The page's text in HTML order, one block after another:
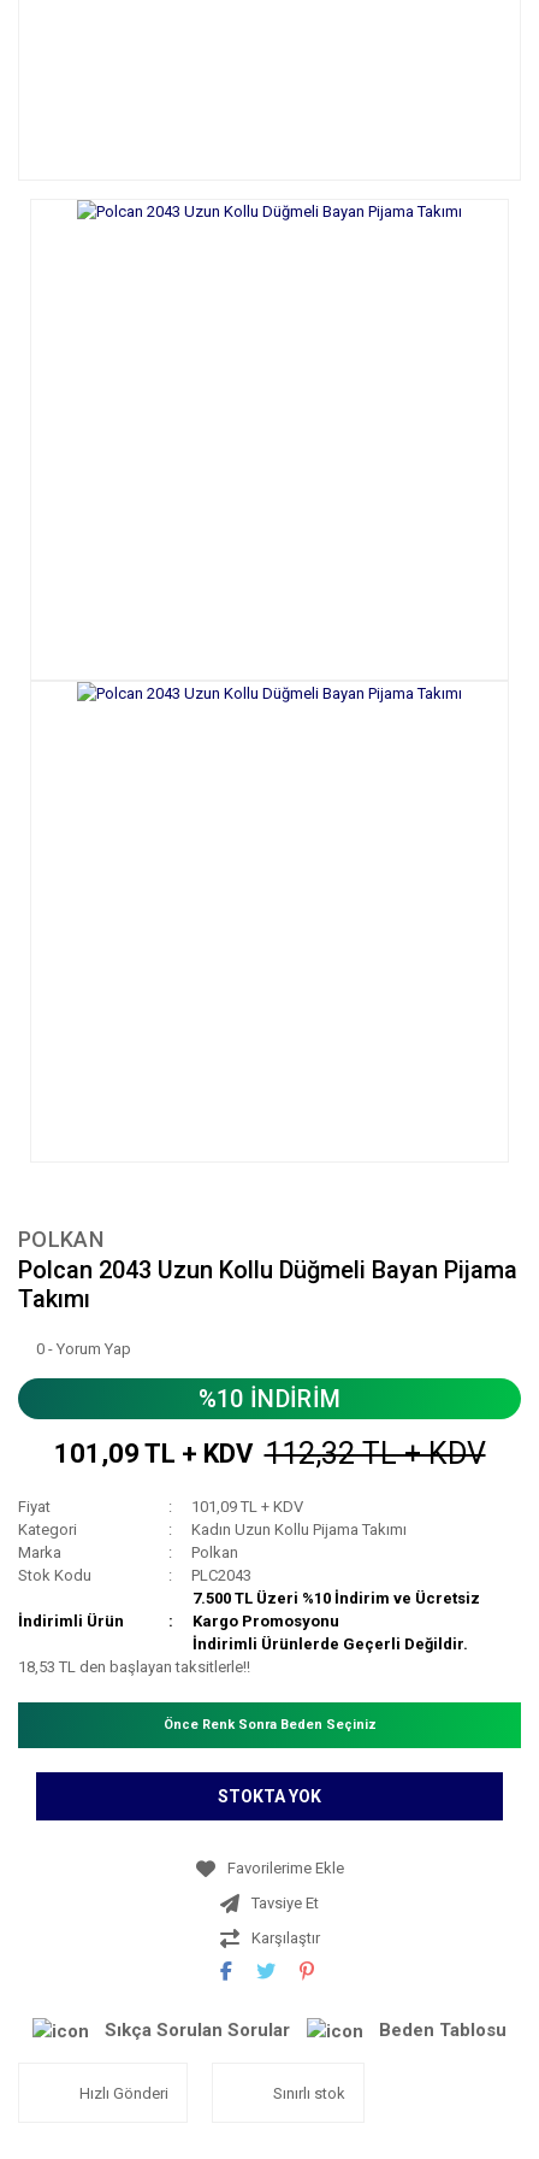
POLKAN
Polcan 2043 Uzun Kollu Düğmeli Bayan Pijama
Takımı
0 - Yorum Yap
%10 İNDİRİM
101,09 TL + KDV 112,32 TL + KDV
Fiyat
101,09 TL + KDV
Kategori
Kadın Uzun Kollu Pijama Takımı
Marka
Polkan
Stok Kodu
PLC2043
İndirimli Ürün
7.500 TL Üzeri %10 İndirim ve Ücretsiz
Kargo Promosyonu
İndirimli Ürünlerde Geçerli Değildir.
18,53 TL den başlayan taksitlerle!!
Önce Renk Sonra Beden Seçiniz
STOKTA YOK
Tavsiye Et
Karşılaştır
Sıkça Sorulan Sorular Beden Tablosu
Hızlı Gönderi Sınırlı stok